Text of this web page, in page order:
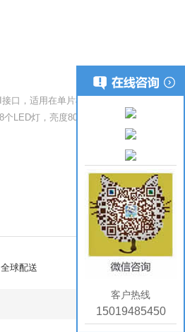
口，适用在单片机上，调
LED灯，亮度800-1000
全球配送
客户热线
15019485450